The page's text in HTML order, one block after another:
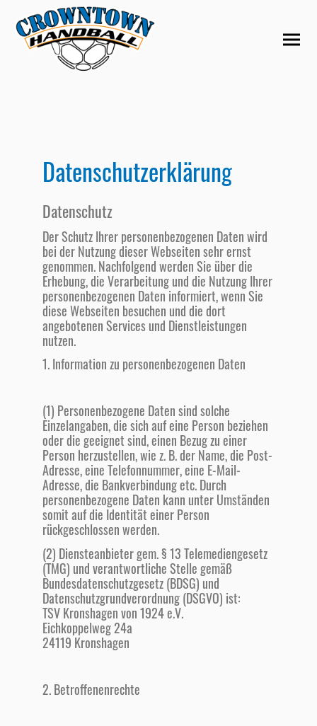
Datenschutzerklärung
Datenschutz
Der Schutz Ihrer personenbezogenen Daten wird
bei der Nutzung dieser Webseiten sehr ernst
genommen. Nachfolgend werden Sie über die
Erhebung, die Verarbeitung und die Nutzung Ihrer
personenbezogenen Daten informiert, wenn Sie
diese Webseiten besuchen und die dort
angebotenen Services und Dienstleistungen
nutzen.
1. Information zu personenbezogenen Daten
(1) Personenbezogene Daten sind solche
Einzelangaben, die sich auf eine Person beziehen
oder die geeignet sind, einen Bezug zu einer
Person herzustellen, wie z. B. der Name, die Post-
Adresse, eine Telefonnummer, eine E-Mail-
Adresse, die Bankverbindung etc. Durch
personenbezogene Daten kann unter Umständen
somit auf die Identität einer Person
rückgeschlossen werden.
(2) Diensteanbieter gem. § 13 Telemediengesetz
(TMG) und verantwortliche Stelle gemäß
Bundesdatenschutzgesetz (BDSG) und
Datenschutzgrundverordnung (DSGVO) ist:
TSV Kronshagen von 1924 e.V.
Eichkoppelweg 24a
24119 Kronshagen
2. Betroffenenrechte